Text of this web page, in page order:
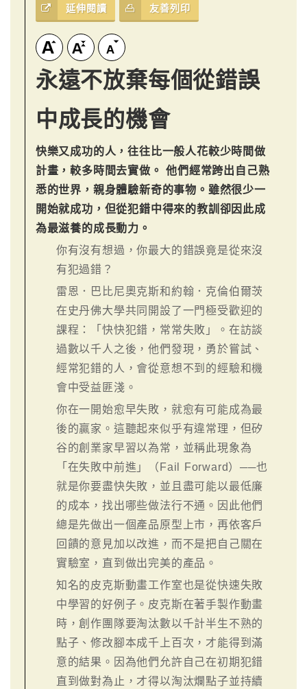
延伸閱讀 友善列印
永遠不放棄每個從錯誤
中成長的機會
快樂又成功的人，往往比一般人花較少時間做
計畫，較多時間去實做。 他們經常跨出自己熟
悉的世界，親身體驗新奇的事物。雖然很少一
開始就成功，但從犯錯中得來的教訓卻因此成
為最滋養的成長動力。
你有沒有想過，你最大的錯誤竟是從來沒
有犯過錯？
雷恩．巴比尼奧克斯和約翰．克倫伯爾茨
在史丹佛大學共同開設了一門極受歡迎的
課程：「快快犯錯，常常失敗」。在訪談
過數以千人之後，他們發現，勇於嘗試、
經常犯錯的人，會從意想不到的經驗和機
會中受益匪淺。
你在一開始愈早失敗，就愈有可能成為最
後的贏家。這聽起來似乎有違常理，但矽
谷的創業家早習以為常，並稱此現象為
「在失敗中前進」（Fail Forward）──也
就是你要盡快失敗，並且盡可能以最低廉
的成本，找出哪些做法行不通。因此他們
總是先做出一個產品原型上市，再依客戶
回饋的意見加以改進，而不是把自己關在
實驗室，直到做出完美的產品。
知名的皮克斯動畫工作室也是從快速失敗
中學習的好例子。皮克斯在著手製作動畫
時，創作團隊要淘汰數以千計半生不熟的
點子、修改腳本成千上百次，才能得到滿
意的結果。因為他們允許自己在初期犯錯
直到做對為止，才得以淘汰爛點子並持續